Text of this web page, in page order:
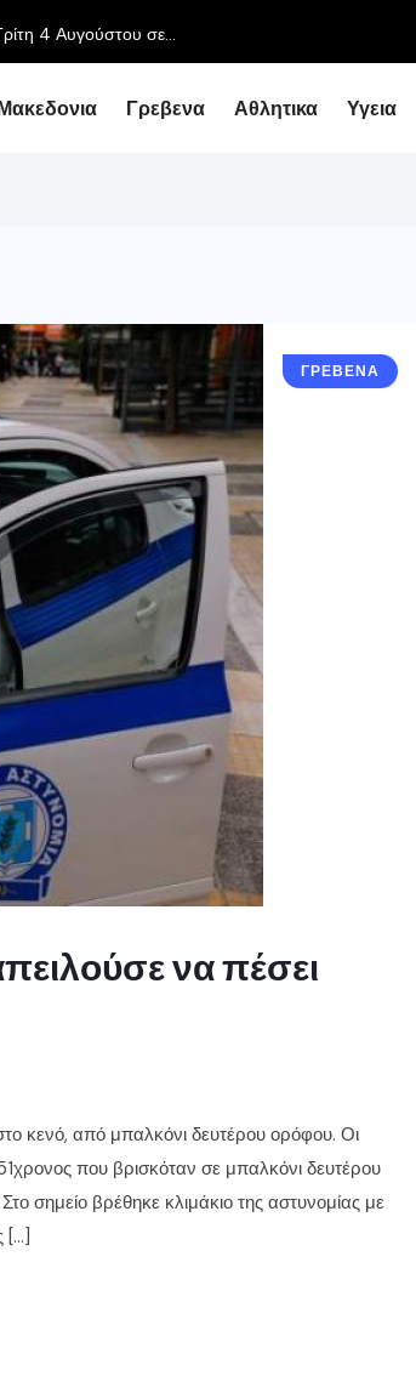
Συνάντηση του Περιφερειάρχη με τον
Γρεβενα Αθλητικα Υγεια
ΓΡΕΒΕΝΑ
να πέσει
κενό, από μπαλκόνι δευτέρου ορόφου. Οι
που βρισκόταν σε μπαλκόνι δευτέρου
σημείο βρέθηκε κλιμάκιο της αστυνομίας με